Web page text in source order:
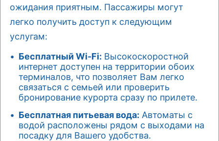
ожидания приятным. Пассажиры могут
легко получить доступ к следующим
услугам:
Бесплатный Wi-Fi: Высокоскоростной
интернет доступен на территории обоих
терминалов, что позволяет Вам легко
связаться с семьей или проверить
бронирование курорта сразу по прилете.
Бесплатная питьевая вода: Автоматы с
водой расположены рядом с выходами на
посадку для Вашего удобства.